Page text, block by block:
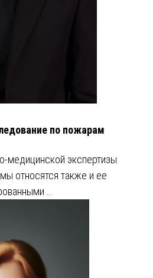
по пожарам
медицинской экспертизы
относятся также и ее
…